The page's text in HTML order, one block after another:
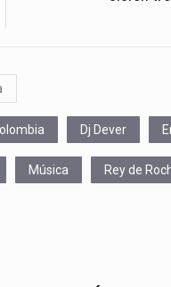
Dj Dever
Música Rey de